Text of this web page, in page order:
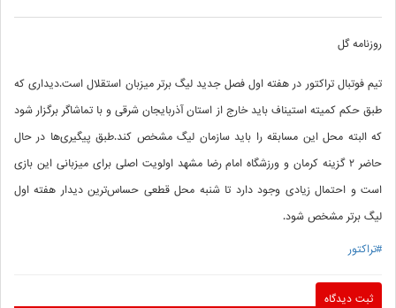
روزنامه گل
تیم فوتبال تراکتور در هفته اول فصل جدید لیگ برتر میزبان استقلال است.دیداری که
طبق حکم کمیته استیناف باید خارج از استان آذربایجان شرقی و با تماشاگر برگزار شود
که البته محل این مسابقه را باید سازمان لیگ مشخص کند.طبق پیگیری‌ها در حال
حاضر ۲ گزینه کرمان و ورزشگاه امام رضا مشهد اولویت اصلی برای میزبانی این بازی
است و احتمال زیادی وجود دارد تا شنبه محل قطعی حساس‌ترین دیدار هفته اول
لیگ برتر مشخص شود.
#تراکتور
ثبت دیدگاه